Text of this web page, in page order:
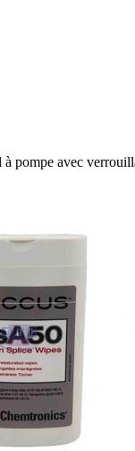
à pompe avec